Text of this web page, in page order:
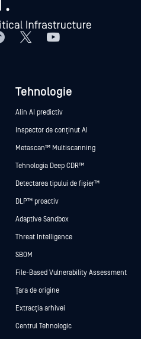
Tehnologie
Alin AI predictiv
Inspector de conținut AI
Metascan™ Multiscanning
Tehnologia Deep CDR™
Detectarea tipului de fișier™
DLP™ proactiv
Adaptive Sandbox
Threat Intelligence
SBOM
File-Based Vulnerability Assessment
Țara de origine
Extracția arhivei
Centrul Tehnologic